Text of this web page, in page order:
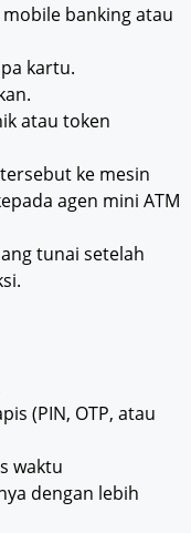
banking atau
kartu.
atau token
ke mesin
agen mini ATM
tunai setelah
(PIN, OTP, atau
waktu
dengan lebih